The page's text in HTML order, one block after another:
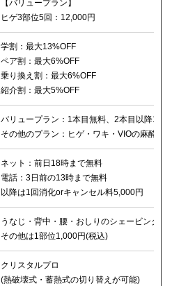
【バリュープラン】
ヒゲ3部位5回：12,000円
学割：最大13%OFF
ペア割：最大6%OFF
乗り換え割：最大6%OFF
紹介割：最大5%OFF
バリュープラン：1本目無料、2本目以降1本
その他のプラン：ヒゲ・ワキ・VIOの麻酔が
ネット：前日18時まで無料
電話：3日前の13時まで無料
以降は1回消化orキャンセル料5,000円
うなじ・背中・腰・おしりのシェービングは
その他は1部位1,000円(税込)
クリスタルプロ
(熱破壊式・蓄熱式の切り替えが可能)